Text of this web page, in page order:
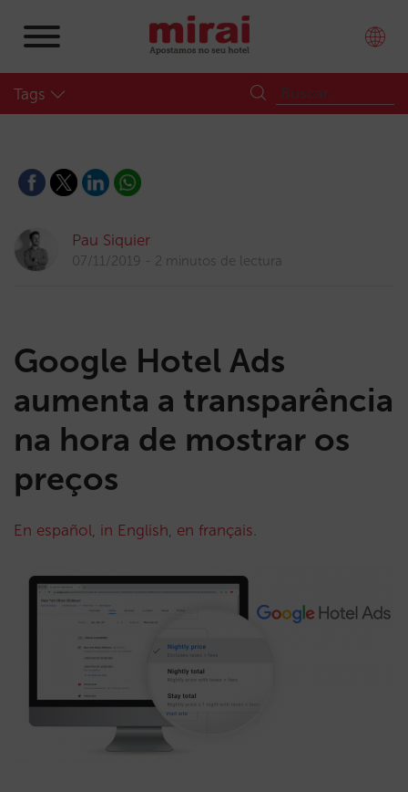
Tags
Pau Siquier
07/11/2019 2 minutos de lectura
Google Hotel Ads
aumenta a transparência
na hora de mostrar os
preços
En español, in English, en français.